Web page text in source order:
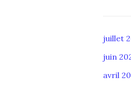
juillet
juin
avril